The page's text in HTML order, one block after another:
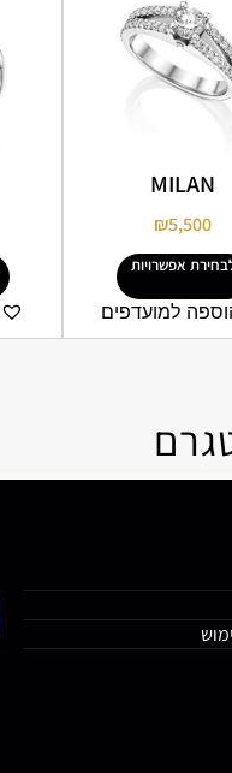
MILAN
₪5,500
אפשרויות
למועדפים